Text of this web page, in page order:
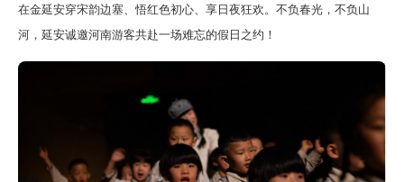
在金延安穿宋韵边塞、悟红色初心、享日夜狂欢。不负春光，不负山
河，延安诚邀河南游客共赴一场难忘的假日之约！